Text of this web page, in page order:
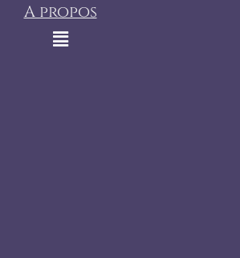
A propos